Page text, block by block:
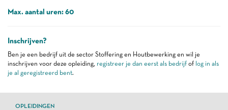
Max. aantal uren: 60
Inschrijven?
Ben je een bedrijf uit de sector Stoffering en Houtbewerking en wil je
inschrijven voor deze opleiding, registreer je dan eerst als bedrijf of log in als
je al geregistreerd bent.
OPLEIDINGEN